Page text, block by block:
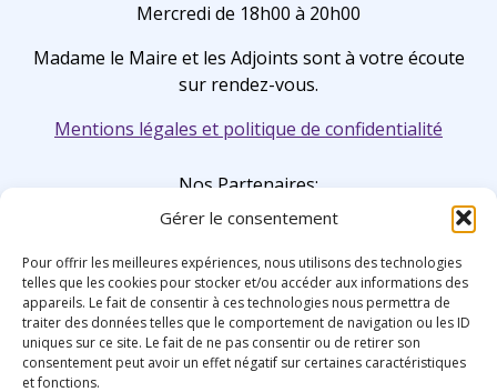
Gérer le consentement
Pour offrir les meilleures expériences, nous utilisons des technologies
telles que les cookies pour stocker et/ou accéder aux informations des
appareils. Le fait de consentir à ces technologies nous permettra de
traiter des données telles que le comportement de navigation ou les ID
uniques sur ce site. Le fait de ne pas consentir ou de retirer son
consentement peut avoir un effet négatif sur certaines caractéristiques
et fonctions.
Mercredi de 18h00 à 20h00
Madame le Maire et les Adjoints sont à votre écoute
sur rendez-vous.
Mentions légales et politique de confidentialité
Nos Partenaires: